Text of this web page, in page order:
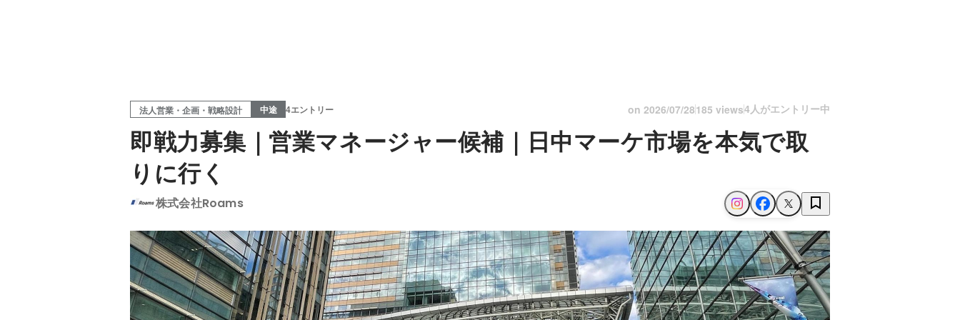
法人営業・企画・戦略設計 中途 4エントリー on 2026/07/28185 views4人がエントリー中
即戦力募集｜営業マネージャー候補｜日中マーケ市場を本気で取
りに行く
株式会社Roams